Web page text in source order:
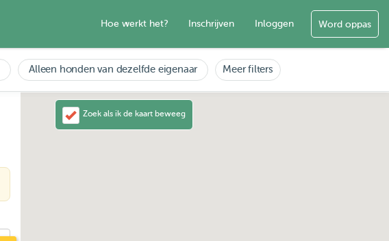
Hoe werkt het? Inschrijven Inloggen Word oppas
Alleen honden van dezelfde eigenaar Meer filters
Zoek als ik de kaart beweeg